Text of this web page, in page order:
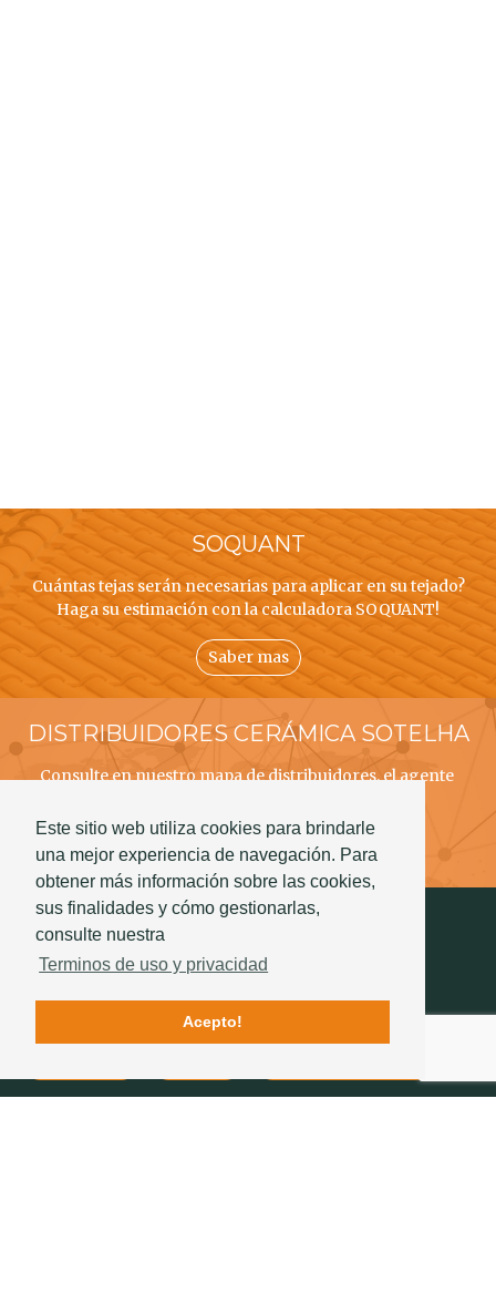
Este sitio web utiliza cookies para brindarle
una mejor experiencia de navegación. Para
obtener más información sobre las cookies,
sus finalidades y cómo gestionarlas,
consulte nuestra
Terminos de uso y privacidad
Acepto!
SOQUANT
Cuántas tejas serán necesarias para aplicar en su tejado?
Haga su estimación con la calculadora SOQUANT!
Saber mas
DISTRIBUIDORES CERÁMICA SOTELHA
Consulte en nuestro mapa de distribuidores, el agente
Saber mas